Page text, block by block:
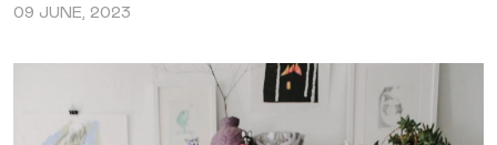
09 JUNE, 2023